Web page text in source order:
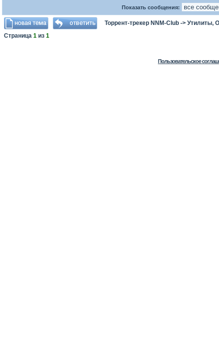
Показать сообщения:
Торрент-трекер NNM-Club -> Утилиты,
Страница 1 из 1
Пользовательское